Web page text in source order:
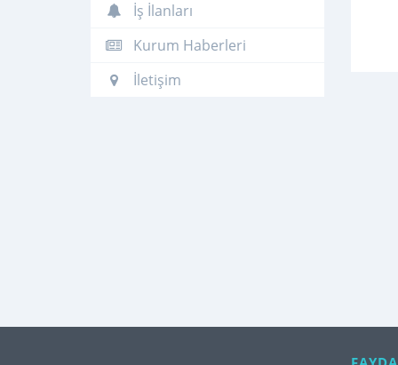
İş İlanları
Kurum Haberleri
İletişim